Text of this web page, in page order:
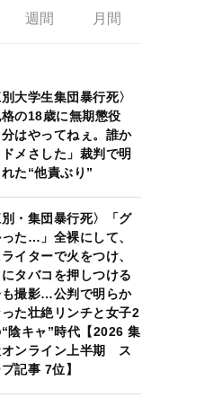
週間 月間
別大学生集団暴行死〉
の18歳に無期懲役
分はやってねぇ。誰か
メさした」裁判で明
た“他責ぶり”
別・集団暴行死〉「グ
った…」全裸にして、
イターで火をつけ、
タバコを押しつける
も撮影…公判で明らか
た壮絶リンチと女子2
“陰キャ”時代【2026 集
オンライン上半期 ス
記事 7位】